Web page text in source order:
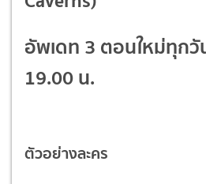
อัพเดท 3 ตอนใหม่ทุกวั
19.00 น.
ตัวอย่างละคร